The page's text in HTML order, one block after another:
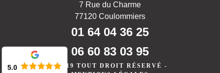
7 Rue du Charme
77120 Coulommiers
01 64 04 36 25
06 60 83 03 95
©2019 TOUT DROIT RÉSERVÉ -
5.0